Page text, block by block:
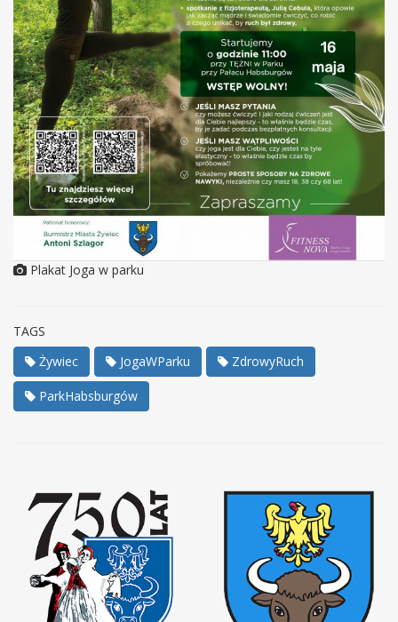
Plakat Joga w parku
TAGS
Żywiec
JogaWParku ZdrowyRuch
ParkHabsburgów